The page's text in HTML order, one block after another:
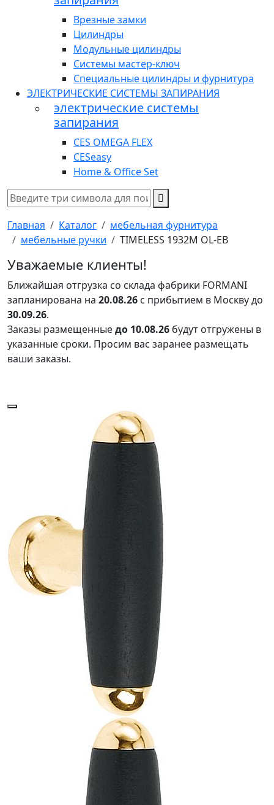
Врезные замки
Цилиндры
Модульные цилиндры
Системы мастер-ключ
Специальные цилиндры и фурнитура
ЭЛЕКТРИЧЕСКИЕ СИСТЕМЫ ЗАПИРАНИЯ
электрические системы
запирания
CES OMEGA FLEX
CESeasy
Home & Office Set
Главная Каталог
мебельная фурнитура
мебельные ручки
TIMELESS 1932M OL-EB
Уважаемые клиенты!
Ближайшая отгрузка со склада фабрики FORMANI
запланирована на 20.08.26 с прибытием в Москву до
30.09.26.
Заказы размещенныедо 10.08.26 будут отгружены в
указанные сроки. Просим вас заранее размещать
ваши заказы.